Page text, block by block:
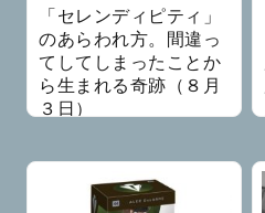
「セレンディピティ」
のあらわれ方。間違っ
てしてしまったことか
ら生まれる奇跡（８月
３日）